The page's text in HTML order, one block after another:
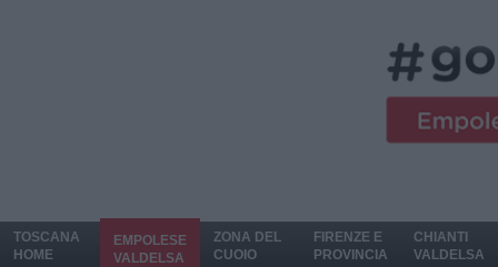
TOSCANA
HOME
EMPOLESE
VALDELSA
ZONA DEL
CUOIO
FIRENZE E
PROVINCIA
CHIANTI
VALDELSA